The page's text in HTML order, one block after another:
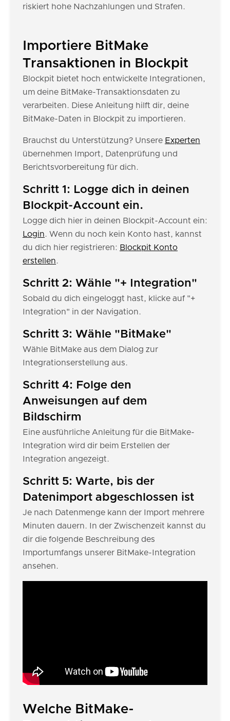
riskiert hohe Nachzahlungen und Strafen.
Importiere BitMake
Transaktionen in Blockpit
Blockpit bietet hoch entwickelte Integrationen,
um deine BitMake-Transaktionsdaten zu
verarbeiten. Diese Anleitung hilft dir, deine
BitMake-Daten in Blockpit zu importieren.
Brauchst du Unterstützung? Unsere Experten
übernehmen Import, Datenprüfung und
Berichtsvorbereitung für dich.
Schritt 1: Logge dich in deinen
Blockpit-Account ein.
Logge dich hier in deinen Blockpit-Account ein:
Login. Wenn du noch kein Konto hast, kannst
du dich hier registrieren: Blockpit Konto
erstellen.
Schritt 2: Wähle "+ Integration"
Sobald du dich eingeloggt hast, klicke auf "+
Integration" in der Navigation.
Schritt 3: Wähle "BitMake"
Wähle BitMake aus dem Dialog zur
Integrationserstellung aus.
Schritt 4: Folge den
Anweisungen auf dem
Bildschirm
Eine ausführliche Anleitung für die BitMake-
Integration wird dir beim Erstellen der
Integration angezeigt.
Schritt 5: Warte, bis der
Datenimport abgeschlossen ist
Je nach Datenmenge kann der Import mehrere
Minuten dauern. In der Zwischenzeit kannst du
dir die folgende Beschreibung des
Importumfangs unserer BitMake-Integration
ansehen.
Welche BitMake-